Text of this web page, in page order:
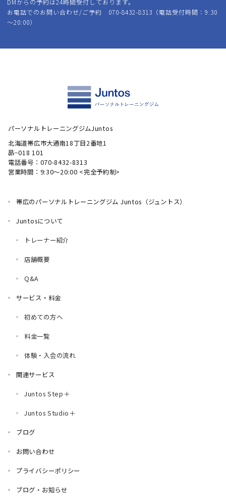
お電話でのお問い合わせ/ご予約 070-8432-8313（電話受付時間：9:30
～20:00）
パーソナルトレーニングジムJuntos
北海道帯広市大通南18丁目2番地1
昴−018 101
電話番号：070-8432-8313
営業時間：9:30～20:00 <完全予約制>
帯広のパーソナルトレーニングジム Juntos（ジュントス）
Juntosについて
トレーナー紹介
店舗概要
Q&A
サービス・料金
初めての方へ
料金一覧
体験・入会の流れ
関連サービス
Juntos Step＋
Juntos Studio＋
ブログ
お問い合わせ
プライバシーポリシー
ブログ・お知らせ